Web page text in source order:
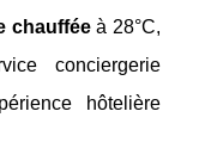
chaufféeà 28°C,
conciergerie
hôtelière